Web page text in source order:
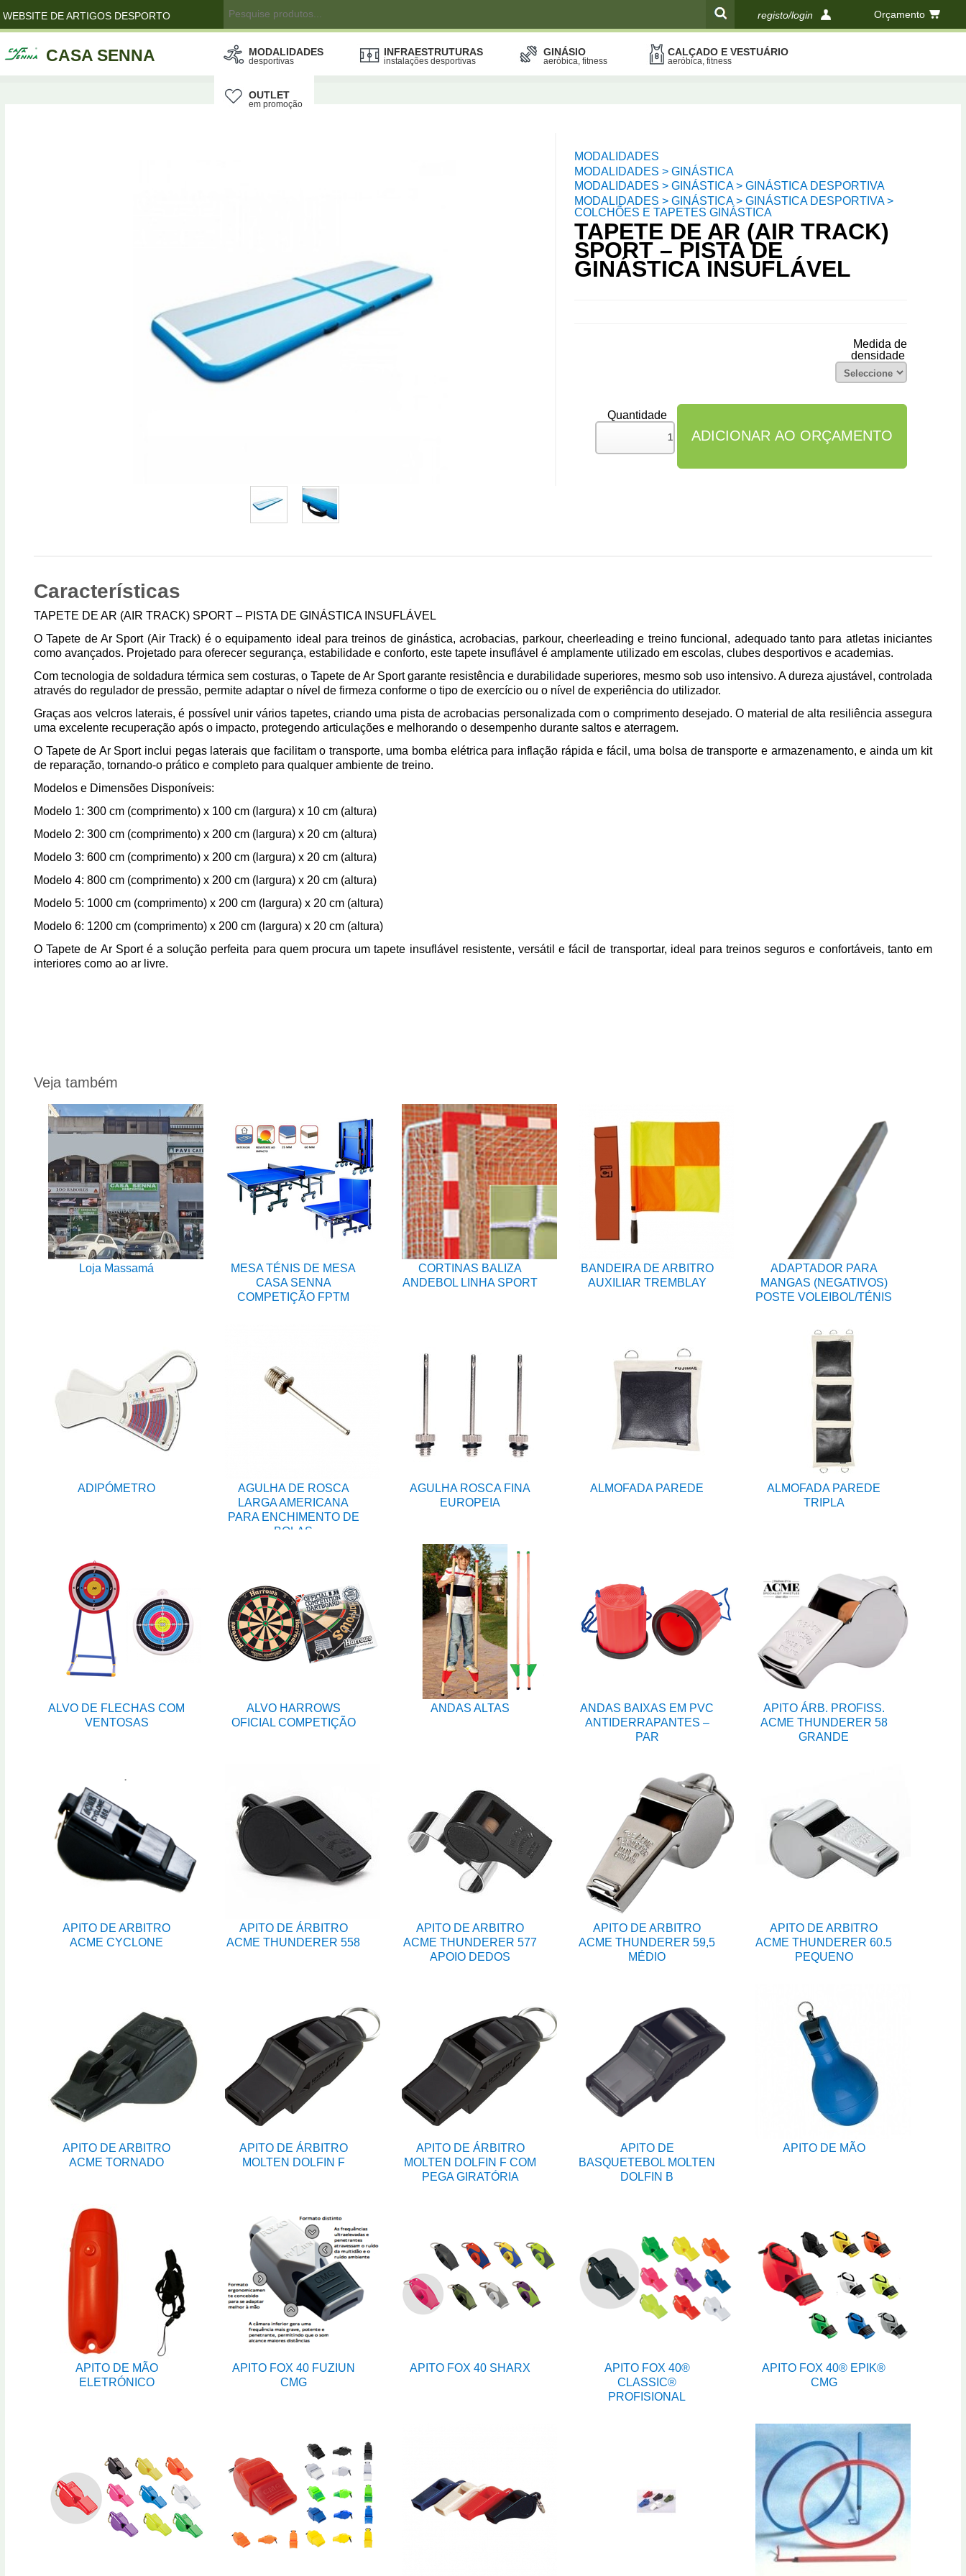
WEBSITE DE ARTIGOS DESPORTO registo/login Orçamento
CASA SENNA MODALIDADES
desportivas
INFRAESTRUTURAS
instalações desportivas
GINÁSIO
aeróbica, fitness
CALÇADO E VESTUÁRIO
aeróbica, fitness
OUTLET
em promoção
MODALIDADES
MODALIDADES > GINÁSTICA
MODALIDADES > GINÁSTICA > GINÁSTICA DESPORTIVA
MODALIDADES > GINÁSTICA > GINÁSTICA DESPORTIVA >
COLCHÕES E TAPETES GINÁSTICA
TAPETE DE AR (AIR TRACK)
SPORT – PISTA DE
GINÁSTICA INSUFLÁVEL
Medida de
densidade
Quantidade
Características
TAPETE DE AR (AIR TRACK) SPORT – PISTA DE GINÁSTICA INSUFLÁVEL
O Tapete de Ar Sport (Air Track) é o equipamento ideal para treinos de ginástica, acrobacias, parkour, cheerleading e treino funcional, adequado tanto para atletas iniciantes
como avançados. Projetado para oferecer segurança, estabilidade e conforto, este tapete insuflável é amplamente utilizado em escolas, clubes desportivos e academias.
Com tecnologia de soldadura térmica sem costuras, o Tapete de Ar Sport garante resistência e durabilidade superiores, mesmo sob uso intensivo. A dureza ajustável, controlada
através do regulador de pressão, permite adaptar o nível de firmeza conforme o tipo de exercício ou o nível de experiência do utilizador.
Graças aos velcros laterais, é possível unir vários tapetes, criando uma pista de acrobacias personalizada com o comprimento desejado. O material de alta resiliência assegura
uma excelente recuperação após o impacto, protegendo articulações e melhorando o desempenho durante saltos e aterragem.
O Tapete de Ar Sport inclui pegas laterais que facilitam o transporte, uma bomba elétrica para inflação rápida e fácil, uma bolsa de transporte e armazenamento, e ainda um kit
de reparação, tornando-o prático e completo para qualquer ambiente de treino.
Modelos e Dimensões Disponíveis:
Modelo 1: 300 cm (comprimento) x 100 cm (largura) x 10 cm (altura)
Modelo 2: 300 cm (comprimento) x 200 cm (largura) x 20 cm (altura)
Modelo 3: 600 cm (comprimento) x 200 cm (largura) x 20 cm (altura)
Modelo 4: 800 cm (comprimento) x 200 cm (largura) x 20 cm (altura)
Modelo 5: 1000 cm (comprimento) x 200 cm (largura) x 20 cm (altura)
Modelo 6: 1200 cm (comprimento) x 200 cm (largura) x 20 cm (altura)
O Tapete de Ar Sport é a solução perfeita para quem procura um tapete insuflável resistente, versátil e fácil de transportar, ideal para treinos seguros e confortáveis, tanto em
interiores como ao ar livre.
Veja também
Loja Massamá
MESA TÉNIS DE MESA
CASA SENNA
COMPETIÇÃO FPTM
CORTINAS BALIZA
ANDEBOL LINHA SPORT
BANDEIRA DE ARBITRO
AUXILIAR TREMBLAY
ADAPTADOR PARA
MANGAS (NEGATIVOS)
POSTE VOLEIBOL/TÉNIS
ADIPÓMETRO
AGULHA DE ROSCA
LARGA AMERICANA
PARA ENCHIMENTO DE
BOLAS
AGULHA ROSCA FINA
EUROPEIA
ALMOFADA PAREDE
ALMOFADA PAREDE
TRIPLA
ALVO DE FLECHAS COM
VENTOSAS
ALVO HARROWS
OFICIAL COMPETIÇÃO
ANDAS ALTAS
ANDAS BAIXAS EM PVC
ANTIDERRAPANTES –
PAR
APITO ÁRB. PROFISS.
ACME THUNDERER 58
GRANDE
APITO DE ARBITRO
ACME CYCLONE
APITO DE ÁRBITRO
ACME THUNDERER 558
APITO DE ARBITRO
ACME THUNDERER 577
APOIO DEDOS
APITO DE ARBITRO
ACME THUNDERER 59,5
MÉDIO
APITO DE ARBITRO
ACME THUNDERER 60.5
PEQUENO
APITO DE ARBITRO
ACME TORNADO
APITO DE ÁRBITRO
MOLTEN DOLFIN F
APITO DE ÁRBITRO
MOLTEN DOLFIN F COM
PEGA GIRATÓRIA
APITO DE
BASQUETEBOL MOLTEN
DOLFIN B
APITO DE MÃO
APITO DE MÃO
ELETRÓNICO
APITO FOX 40 FUZIUN
CMG
APITO FOX 40 SHARX
APITO FOX 40®
CLASSIC®
PROFISIONAL
APITO FOX 40® EPIK®
CMG